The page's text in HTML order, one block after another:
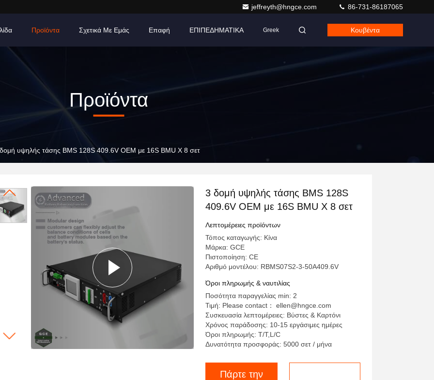
jeffreyth@hngce.com 86-731-86187065
Προϊόντα Σχετικά Με Εμάς Επαφή ΕΠΙΠΕΔΗΜΑΤΙΚΑ Greek Κουβέντα
Προϊόντα
υψηλής τάσης BMS 128S 409.6V OEM με 16S BMU X 8 σετ
3 δομή υψηλής τάσης BMS 128S
409.6V OEM με 16S BMU X 8 σετ
Λεπτομέρειες προϊόντων
Τόπος καταγωγής: Κίνα
Μάρκα: GCE
Πιστοποίηση: CE
Αριθμό μοντέλου: RBMS07S2-3-50A409.6V
Όροι πληρωμής & ναυτιλίας
Ποσότητα παραγγελίας min: 2
Τιμή: Please contact： ellen@hngce.com
Συσκευασία λεπτομέρειες: Βύστες & Καρτόνι
Χρόνος παράδοσης: 10-15 εργάσιμες ημέρες
Όροι πληρωμής: T/T,L/C
Δυνατότητα προσφοράς: 5000 σετ / μήνα
Πάρτε την